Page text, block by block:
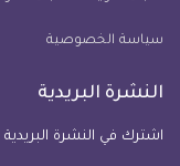
سياسة الخصوصية
النشرة البريدية
اشترك في النشرة